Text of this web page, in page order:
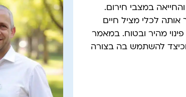
והחייאה במצבי חירום.
לכלי מציל חיים
מהיר ובטוח. במאמר
להשתמש בה בצורה